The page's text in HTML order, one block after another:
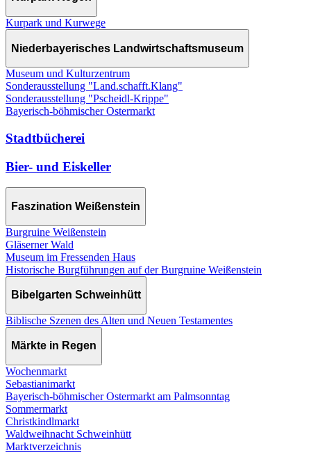
Kurpark und Kurwege
Niederbayerisches Landwirtschaftsmuseum
Museum und Kulturzentrum
Sonderausstellung "Land.schafft.Klang"
Sonderausstellung "Pscheidl-Krippe"
Bayerisch-böhmischer Ostermarkt
Stadtbücherei
Bier- und Eiskeller
Faszination Weißenstein
Burgruine Weißenstein
Gläserner Wald
Museum im Fressenden Haus
Historische Burgführungen auf der Burgruine Weißenstein
Bibelgarten Schweinhütt
Biblische Szenen des Alten und Neuen Testamentes
Märkte in Regen
Wochenmarkt
Sebastianimarkt
Bayerisch-böhmischer Ostermarkt am Palmsonntag
Sommermarkt
Christkindlmarkt
Waldweihnacht Schweinhütt
Marktverzeichnis